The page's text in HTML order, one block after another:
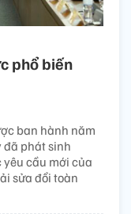
phổ biến
ban hành năm
đã phát sinh
cầu mới của
sửa đổi toàn